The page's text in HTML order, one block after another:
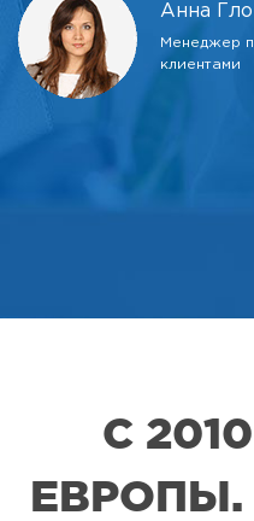
Анна
Менеджер
клиентами
С
ЕВРОПЫ.